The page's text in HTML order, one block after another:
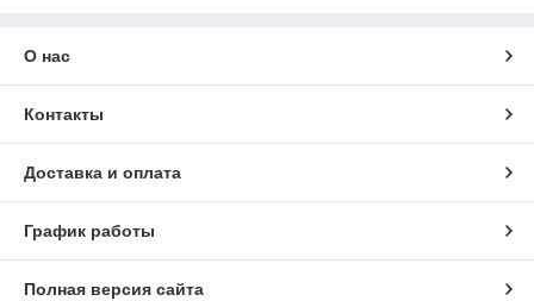
О нас
Контакты
Доставка и оплата
График работы
Полная версия сайта